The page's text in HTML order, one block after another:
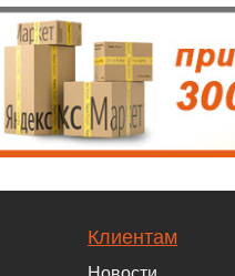
Клиентам